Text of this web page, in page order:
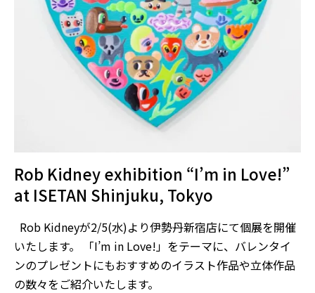
Rob Kidney exhibition “I’m in Love!”
at ISETAN Shinjuku, Tokyo
Rob Kidneyが2/5(水)より伊勢丹新宿店にて個展を開催
いたします。 「I’m in Love!」をテーマに、バレンタイ
ンのプレゼントにもおすすめのイラスト作品や立体作品
の数々をご紹介いたします。